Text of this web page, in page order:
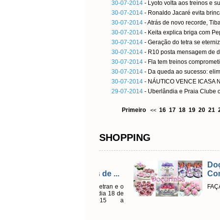
30-07-2014 - Lyoto volta aos treinos e
30-07-2014 - Ronaldo Jacaré evita
30-07-2014 - Atrás de novo recorde,
30-07-2014 - Keita explica briga com
30-07-2014 - Geração do tetra se
30-07-2014 - R10 posta mensagem de
30-07-2014 - Fla tem treinos
30-07-2014 - Da queda ao sucesso:
30-07-2014 - NÁUTICO VENCE ICASA
29-07-2014 - Uberlândia e Praia Clube
Primeiro << 16 17 18 19 20 21
SHOPPING
Doçurinha
Como Arte
FAÇA SEU